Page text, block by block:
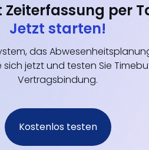
Zeiterfassung per
Jetzt starten!
das
jetzt und testen Sie
Vertragsbindung.
Kostenlos testen